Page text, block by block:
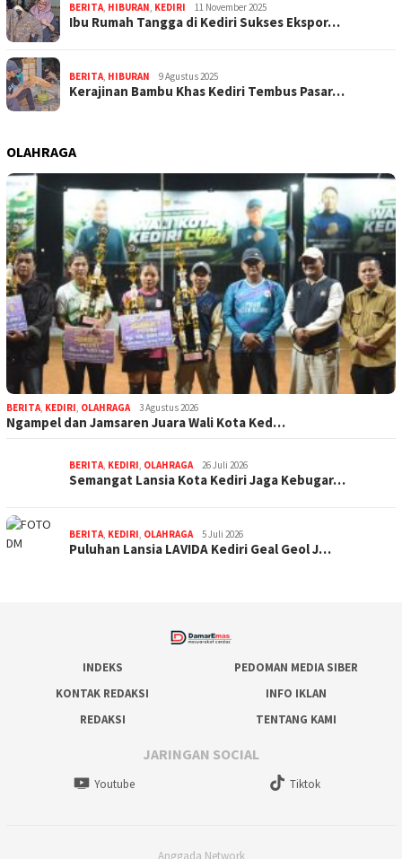
BERITA, HIBURAN, KEDIRI 11 November 2025
Ibu Rumah Tangga di Kediri Sukses Ekspor…
BERITA, HIBURAN 9 Agustus 2025
Kerajinan Bambu Khas Kediri Tembus Pasar…
OLAHRAGA
BERITA, KEDIRI, OLAHRAGA 3 Agustus 2026
Ngampel dan Jamsaren Juara Wali Kota Ked…
BERITA, KEDIRI, OLAHRAGA 26 Juli 2026
Semangat Lansia Kota Kediri Jaga Kebugar…
BERITA, KEDIRI, OLAHRAGA 5 Juli 2026
Puluhan Lansia LAVIDA Kediri Geal Geol J…
INDEKS
PEDOMAN MEDIA SIBER
KONTAK REDAKSI
INFO IKLAN
REDAKSI
TENTANG KAMI
JARINGAN SOCIAL
Youtube Tiktok
Anggada Network